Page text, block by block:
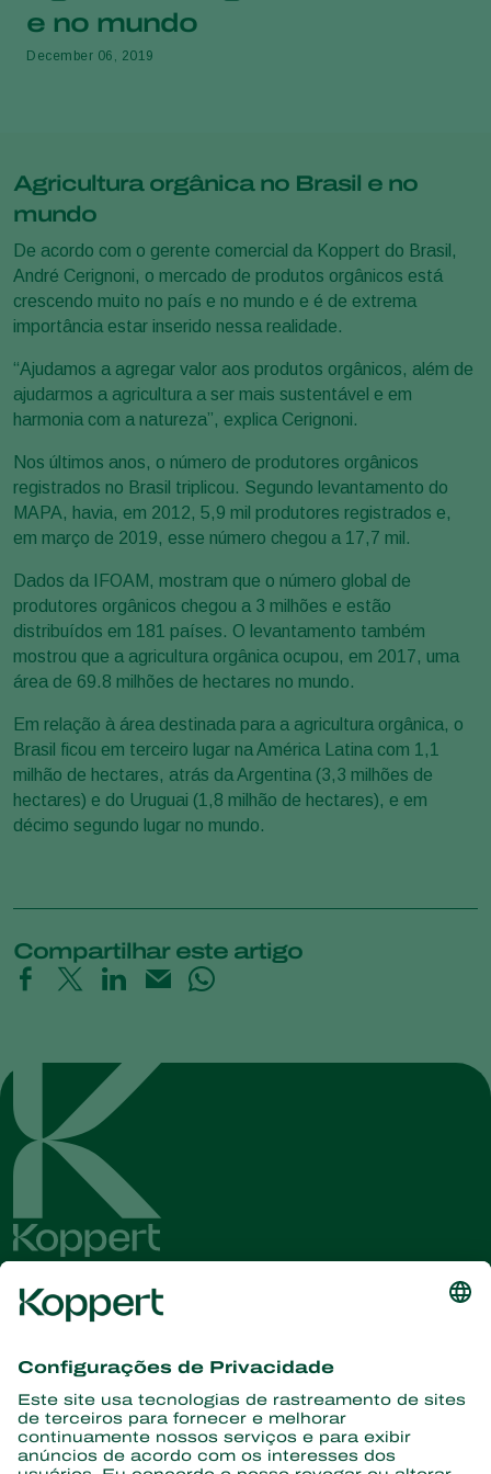
e no mundo
December 06, 2019
Agricultura orgânica no Brasil e no
mundo
De acordo com o gerente comercial da Koppert do Brasil,
André Cerignoni, o mercado de produtos orgânicos está
crescendo muito no país e no mundo e é de extrema
importância estar inserido nessa realidade.
“Ajudamos a agregar valor aos produtos orgânicos, além de
ajudarmos a agricultura a ser mais sustentável e em
harmonia com a natureza”, explica Cerignoni.
Nos últimos anos, o número de produtores orgânicos
registrados no Brasil triplicou. Segundo levantamento do
MAPA, havia, em 2012, 5,9 mil produtores registrados e,
em março de 2019, esse número chegou a 17,7 mil.
Dados da IFOAM, mostram que o número global de
produtores orgânicos chegou a 3 milhões e estão
distribuídos em 181 países. O levantamento também
mostrou que a agricultura orgânica ocupou, em 2017, uma
área de 69.8 milhões de hectares no mundo.
Em relação à área destinada para a agricultura orgânica, o
Brasil ficou em terceiro lugar na América Latina com 1,1
milhão de hectares, atrás da Argentina (3,3 milhões de
hectares) e do Uruguai (1,8 milhão de hectares), e em
décimo segundo lugar no mundo.
Compartilhar este artigo
informações
Assine aqui